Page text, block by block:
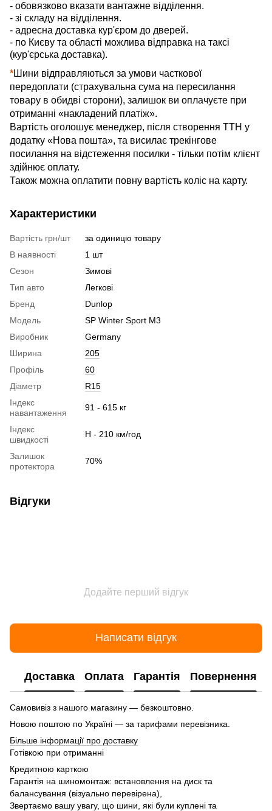
- обовязково вказати вантажне відділення.
- зі складу на відділення.
- адресна доставка кур'єром до дверей.
- по Києву та області можлива відправка на таксі
(кур'єрська доставка).
*Шини відправляються за умови часткової
передоплати (страхувальна сума на пересилання
товару в обидві сторони), залишок ви оплачуєте при
отриманні «накладений платіж».
Вартість оголошує менеджер, після створення ТТН у
додатку «Нова пошта», та висилає трекінгове
посилання на відстеження посилки - тільки потім клієнт
здійнює оплату.
Також можна оплатити повну вартість коліс на карту.
Характеристики
Вартість грн/шт
за одиницю товару
В наявності
1 шт
Сезон
Зимові
Тип авто
Легкові
Бренд
Dunlop
Модель
SP Winter Sport M3
Виробник
Germany
Ширина
205
Профіль
60
Діаметр
R15
Індекс
навантаження
91 - 615 кг
Індекс
швидкості
H - 210 км/год
Залишок
протектора
70%
Відгуки
Додайте перший відгук
Написати відгук
Доставка Оплата Гарантія Повернення
Самовивіз з нашого магазину — безкоштовно.
Новою поштою по Україні — за тарифами перевізника.
Більше інформації про доставку
Готівкою при отриманні
Кредитною карткою
Гарантія на шиномонтаж: встановлення на диск та
балансування (візуально перевірена),
Звертаємо вашу увагу, що шини, які були куплені та